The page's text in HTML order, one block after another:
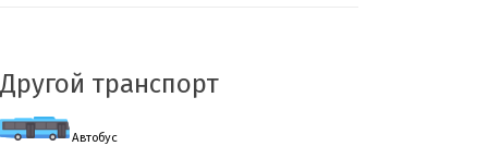
Другой транспорт
Автобус